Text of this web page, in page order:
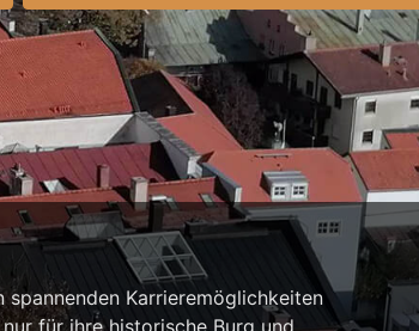
Karrieremöglichkeiten